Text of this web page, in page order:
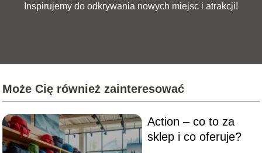
Inspirujemy do odkrywania nowych miejsc i atrakcji!
Może Cię również zainteresować
Action – co to za
sklep i co oferuje?